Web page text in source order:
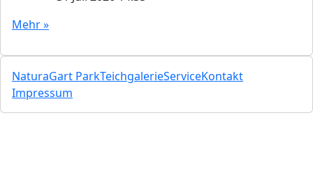
Mehr »
NaturaGart ParkTeichgalerieServiceKontakt
Impressum